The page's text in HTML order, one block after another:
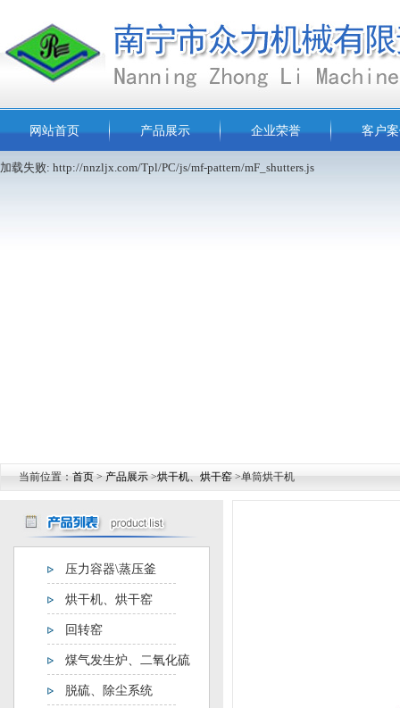
网站首页 产品展示 企业荣誉 客户
加载失败: http://nnzljx.com/Tpl/PC/js/mf-pattern/mF_shutters.js
当前位置： 首页 > 产品展示 >烘干机、烘干窑 >单筒烘干机
压力容器\蒸压釜
烘干机、烘干窑
回转窑
煤气发生炉、二氧化硫
发生器
脱硫、除尘系统